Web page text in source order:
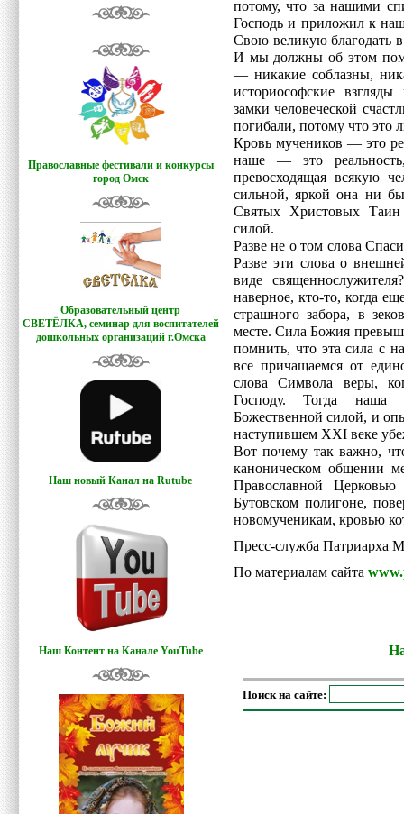
Православные фестивали и конкурсы
город Омск
Образовательный центр
СВЕТЁЛКА, семинар для воспитателей
дошкольных организаций г.Омска
Наш новый Канал на Rutube
Наш Контент на Канале YouTube
потому, что за нашими
Господь и приложил к
Свою великую благодать
И мы должны об этом
— никакие соблазны,
историософские
замки человеческой
погибали, потому что
Кровь мучеников — это
наше — это
превосходящая всякую
сильной, яркой она ни
Святых Христовых Таин
силой.
Разве не о том слова
Разве эти слова о
виде
наверное, кто-то, когда
страшного забора, в
месте. Сила Божия
помнить, что эта сила с
все причащаемся от
слова Символа веры,
Господу. Тогда наша
Божественной силой, и
наступившем XXI веке
Вот почему так важно,
каноническом общении
Православной
Бутовском полигоне,
новомученикам, кровью
Пресс-служба Патриарха
По материалам сайта
Поиск на сайте: